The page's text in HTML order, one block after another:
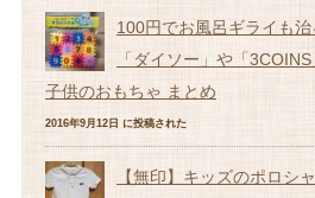
100円でお風呂ギライも治
「ダイソー」や「
子供のおもちゃ まとめ
2016年9月12日 に投稿された
【無印】キッズのポロシ